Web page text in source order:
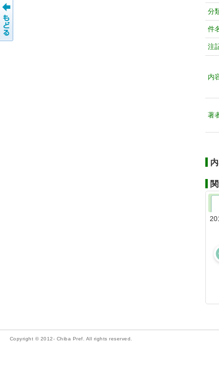
分
件
注
内
著
Copyright © 2012- Chiba Pref. All rights reserved.